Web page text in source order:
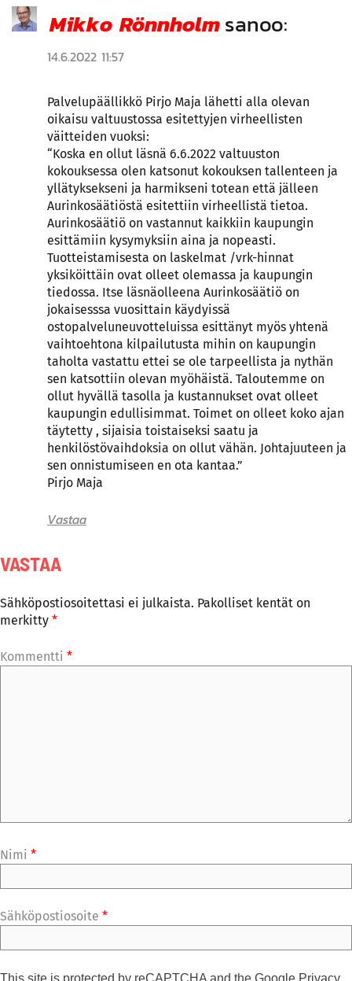
Mikko Rönnholmsanoo:
14.6.2022 11:57
Palvelupäällikkö Pirjo Maja lähetti alla olevan
oikaisu valtuustossa esitettyjen virheellisten
väitteiden vuoksi:
“Koska en ollut läsnä 6.6.2022 valtuuston
kokouksessa olen katsonut kokouksen tallenteen ja
yllätyksekseni ja harmikseni totean että jälleen
Aurinkosäätiöstä esitettiin virheellistä tietoa.
Aurinkosäätiö on vastannut kaikkiin kaupungin
esittämiin kysymyksiin aina ja nopeasti.
Tuotteistamisesta on laskelmat /vrk-hinnat
yksiköittäin ovat olleet olemassa ja kaupungin
tiedossa. Itse läsnäolleena Aurinkosäätiö on
jokaisesssa vuosittain käydyissä
ostopalveluneuvotteluissa esittänyt myös yhtenä
vaihtoehtona kilpailutusta mihin on kaupungin
taholta vastattu ettei se ole tarpeellista ja nythän
sen katsottiin olevan myöhäistä. Taloutemme on
ollut hyvällä tasolla ja kustannukset ovat olleet
kaupungin edullisimmat. Toimet on olleet koko ajan
täytetty , sijaisia toistaiseksi saatu ja
henkilöstövaihdoksia on ollut vähän. Johtajuuteen ja
sen onnistumiseen en ota kantaa.”
Pirjo Maja
Vastaa
VASTAA
Sähköpostiosoitettasi ei julkaista. Pakolliset kentät on
merkitty *
Kommentti *
Nimi *
Sähköpostiosoite *
This site is protected by reCAPTCHA and the Google Privacy